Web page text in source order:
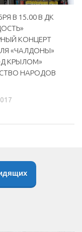
В 15.00 В ДК
КОНЦЕРТ
«ЧАЛДОНЫ»
КРЫЛОМ»
НАРОДОВ